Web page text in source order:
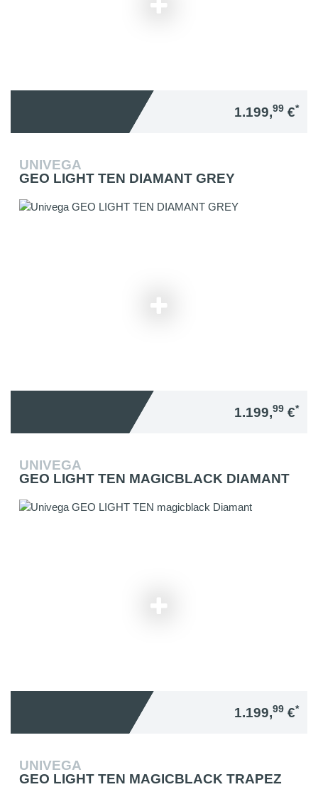
1.199,99 €*
UNIVEGA
GEO LIGHT TEN DIAMANT GREY
1.199,99 €*
UNIVEGA
GEO LIGHT TEN MAGICBLACK DIAMANT
1.199,99 €*
UNIVEGA
GEO LIGHT TEN MAGICBLACK TRAPEZ